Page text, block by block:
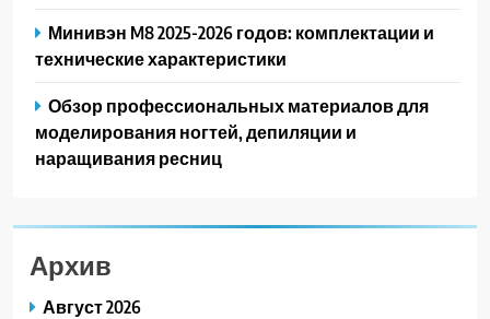
Минивэн M8 2025-2026 годов: комплектации и
технические характеристики
Обзор профессиональных материалов для
моделирования ногтей, депиляции и
наращивания ресниц
Архив
Август 2026